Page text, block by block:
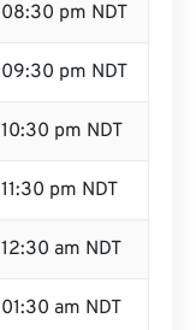
08:30 pm NDT
09:30 pm NDT
10:30 pm NDT
11:30 pm NDT
12:30 am NDT
01:30 am NDT